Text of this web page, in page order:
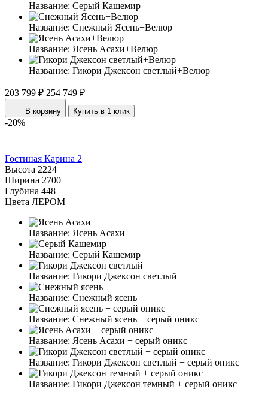
Название: Серый Кашемир
Название: Снежный Ясень+Велюр
Название: Ясень Асахи+Велюр
Название: Гикори Джексон светлый+Велюр
203 799 ₽ 254 749 ₽
В корзину Купить в 1 клик
-20%
Гостиная Карина 2
Высота 2224
Ширина 2700
Глубина 448
Цвета ЛЕРОМ
Название: Ясень Асахи
Название: Серый Кашемир
Название: Гикори Джексон светлый
Название: Снежный ясень
Название: Снежный ясень + серый оникс
Название: Ясень Асахи + серый оникс
Название: Гикори Джексон светлый + серый оникс
Название: Гикори Джексон темный + серый оникс